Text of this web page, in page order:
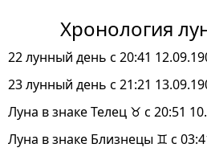
Хронология
22 лунный день с 20:41
23 лунный день с 21:21
Луна в знаке Телец ♉ с 20:51
Луна в знаке Близнецы ♊ с